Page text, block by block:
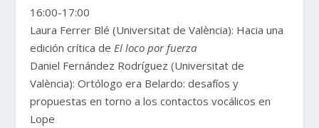
16:00-17:00
Laura Ferrer Blé (Universitat de València): Hacia una
edición crítica de El loco por fuerza
Daniel Fernández Rodríguez (Universitat de
València): Ortólogo era Belardo: desafíos y
propuestas en torno a los contactos vocálicos en
Lope